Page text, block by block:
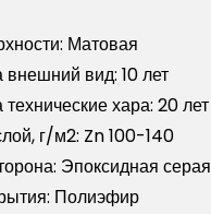
Матовая
внешний вид: 10 лет
хара: 20 лет
г/м2: Zn 100-140
Эпоксидная серая
Полиэфир